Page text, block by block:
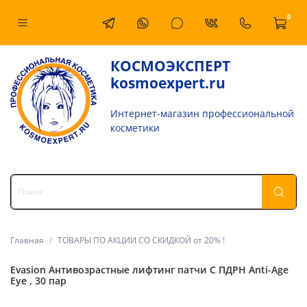
0
КОСМОЭКСПЕРТ
kosmoexpert.ru
Интернет-магазин профессиональной
косметики
Главная ТОВАРЫ ПО АКЦИИ СО СКИДКОЙ от 20% !
Evasion Антивозрастные лифтинг патчи С ПДРН Anti-Age
Eye , 30 пар